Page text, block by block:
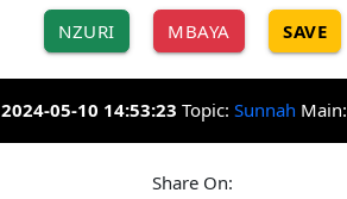
NZURI MBAYA SAVE
2024-05-10 14:53:23 Topic: Sunnah Main:
Share On: